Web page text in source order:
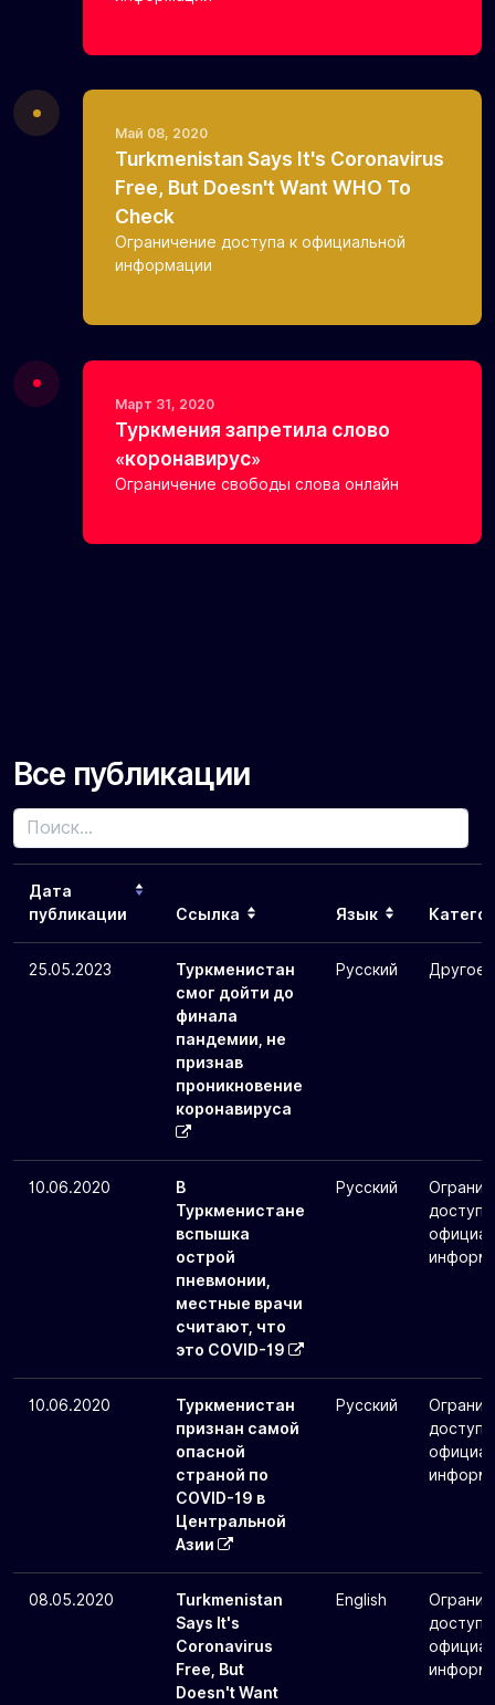
Май 08, 2020
Turkmenistan Says It's Coronavirus
Free, But Doesn't Want WHO To
Check
Ограничение доступа к официальной
информации
Март 31, 2020
Туркмения запретила слово
«коронавирус»
Ограничение свободы слова онлайн
Все публикации
Дата
публикации
Ссылка Язык
25.05.2023
Туркменистан
смог дойти до
финала
пандемии, не
признав
проникновение
коронавируса
Русский Другое
10.06.2020
В
Туркменистане
вспышка
острой
пневмонии,
местные врачи
считают, что
это COVID-19
Русский
доступа
10.06.2020
Туркменистан
признан самой
опасной
страной по
COVID-19 в
Центральной
Азии
Русский
доступа
08.05.2020
Turkmenistan
Says It's
Coronavirus
Free, But
Doesn't Want
English
доступа